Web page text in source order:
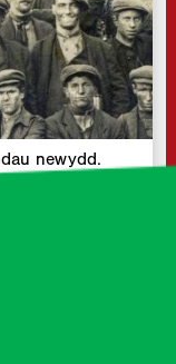
newydd.
(cyflogedig)